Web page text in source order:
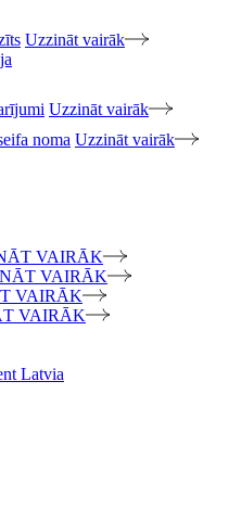
Uzzināt vairāk
Uzzināt vairāk
noma Uzzināt vairāk
VAIRĀK
VAIRĀK
VAIRĀK
VAIRĀK
Latvia